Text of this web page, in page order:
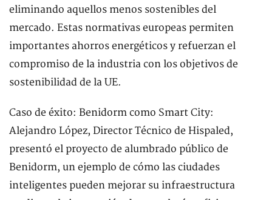
eliminando aquellos menos sostenibles del
mercado. Estas normativas europeas permiten
importantes ahorros energéticos y refuerzan el
compromiso de la industria con los objetivos de
sostenibilidad de la UE.
Caso de éxito: Benidorm como Smart City:
Alejandro López, Director Técnico de Hispaled,
presentó el proyecto de alumbrado público de
Benidorm, un ejemplo de cómo las ciudades
inteligentes pueden mejorar su infraestructura